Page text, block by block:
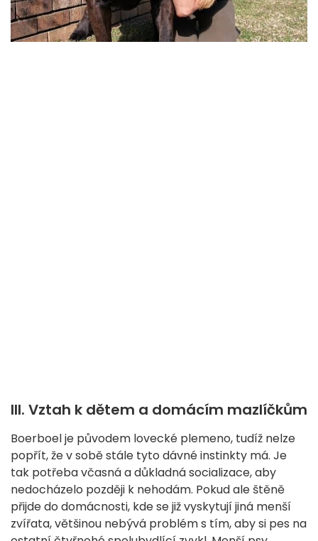
III. Vztah k dětem a domácím mazlíčkům
Boerboel je původem lovecké plemeno, tudíž nelze
popřít, že v sobě stále tyto dávné instinkty má. Je
tak potřeba včasná a důkladná socializace, aby
nedocházelo později k nehodám. Pokud ale štěně
přijde do domácnosti, kde se již vyskytují jiná menší
zvířata, většinou nebývá problém s tím, aby si pes na